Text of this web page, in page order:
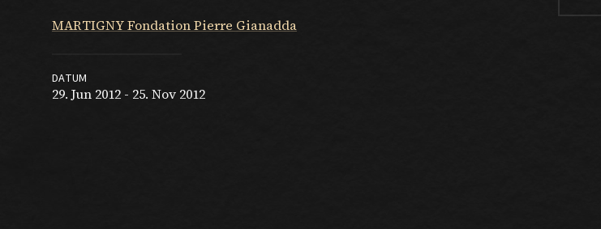
MARTIGNY Fondation Pierre Gianadda
DATUM
29. Jun 2012 - 25. Nov 2012